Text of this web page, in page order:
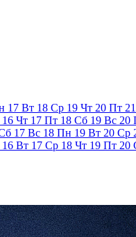
17 Вт 18 Ср 19 Чт 20 Пт 21
16 Чт 17 Пт 18 Сб 19 Вс 20
17 Вс 18 Пн 19 Вт 20 Ср
16 Вт 17 Ср 18 Чт 19 Пт 20